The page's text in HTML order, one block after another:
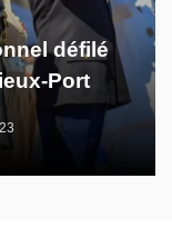
défilé
Port